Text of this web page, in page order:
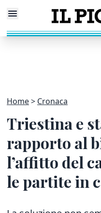
Home Cronaca
Triestina e
rapporto al
l’affitto del
le partite in